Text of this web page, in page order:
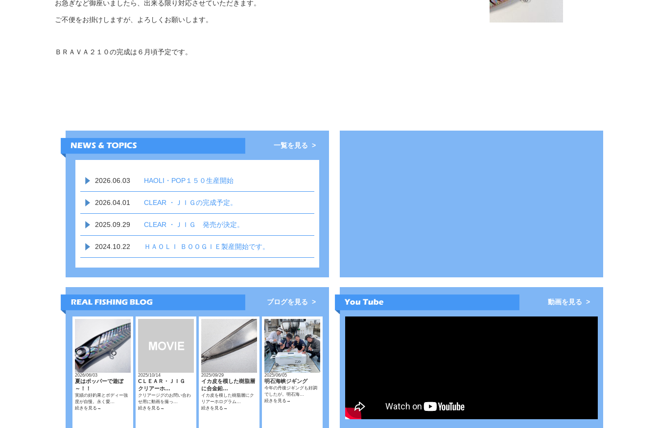
お急ぎなど御座いましたら、出来る限り対応させていただきます。
ご不便をお掛けしますが、よろしくお願いします。
ＢＲＡＶＡ２１０の完成は６月頃予定です。
一覧を見る >
2026.06.03 HAOLI・POP１５０生産開始
2026.04.01 CLEAR ・ＪＩＧの完成予定。
2025.09.29 CLEAR ・ＪＩＧ 発売が決定。
2024.10.22 ＨＡＯＬＩ ＢＯＯＧＩＥ製産開始です。
ブログを見る >
2026/06/03
夏はポッパーで遊ぼ
～！！
実績の好釣果とボディー強
度が自慢。永く愛…
続きを見る→
2025/10/14
CＬＥＡＲ・ＪＩＧ
クリアーホ…
クリアージグのお問い合わ
せ用に動画を撮っ…
続きを見る→
2025/09/29
イカ皮を模した樹脂層
に合金鉛…
イカ皮を模した樹脂層にク
リアーホログラム…
続きを見る→
2025/06/05
明石海峡ジギング
今年の丹後ジギングも好調
でしたが。明石海…
続きを見る→
動画を見る >